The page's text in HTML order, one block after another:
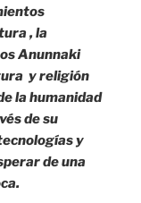
, la
Anunnaki
y religión
la humanidad
de su
y
de una